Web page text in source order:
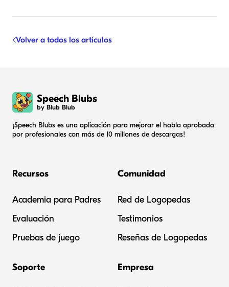
Volver a todos los artículos
Speech Blubs
by Blub Blub
¡Speech Blubs es una aplicación para mejorar el habla aprobada
por profesionales con más de 10 millones de descargas!
Recursos
Academia para Padres
Evaluación
Pruebas de juego
Comunidad
Red de Logopedas
Testimonios
Reseñas de Logopedas
Soporte Empresa